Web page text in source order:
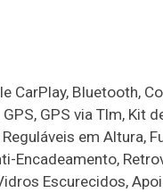
CarPlay, Bluetooth,
GPS via Tlm, Kit
em Altura,
Encadeamento,
Escurecidos,